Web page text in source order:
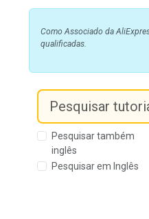
Como Associado da
qualificadas.
Pesquisar também
inglês
Pesquisar em Inglês